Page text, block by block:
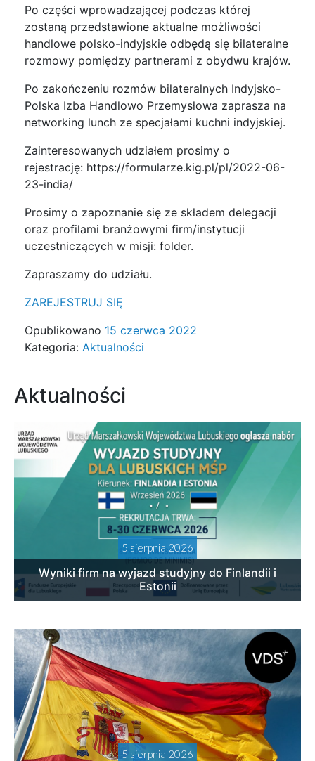
Po części wprowadzającej podczas której
zostaną przedstawione aktualne możliwości
handlowe polsko-indyjskie odbędą się bilateralne
rozmowy pomiędzy partnerami z obydwu krajów.
Po zakończeniu rozmów bilateralnych Indyjsko-
Polska Izba Handlowo Przemysłowa zaprasza na
networking lunch ze specjałami kuchni indyjskiej.
Zainteresowanych udziałem prosimy o
rejestrację: https://formularze.kig.pl/pl/2022-06-
23-india/
Prosimy o zapoznanie się ze składem delegacji
oraz profilami branżowymi firm/instytucji
uczestniczących w misji: folder.
Zapraszamy do udziału.
ZAREJESTRUJ SIĘ
Opublikowano 15 czerwca 2022
Kategoria: Aktualności
Aktualności
5 sierpnia 2026
Wyniki firm na wyjazd studyjny do Finlandii i
Estonii
5 sierpnia 2026